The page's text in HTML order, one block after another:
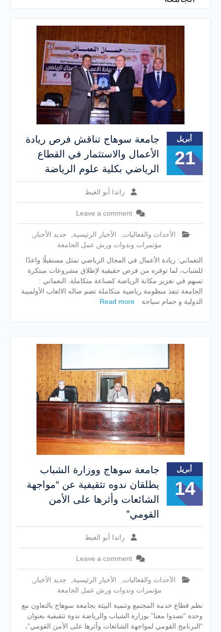
فريق Enactus بجامعة سوهاج
يحصد المركز الاول في الابتكار
وتمكين المراة والمركز الثاني
في الاستدامة بالمسابقة
القومية Enactus Egypt 2026
أبريل
21
جامعة سوهاج تناقش فرص ريادة
الأعمال والاستثمار في القطاع
الرياضي بكلية علوم الرياضة
راندا أبو الغيط
Leave a comment
الأحداث والفعاليات الأخبار الرئيسية جديد الأخبار
مؤتمرات وندوات ورش عمل الجامعة
النعماني: ريادة الأعمال في المجال الرياضي تمثل مستقبلًا واعدًا
للشباب، لما توفره من فرص حقيقية لإطلاق مشروعات مبتكرة
تسهم في تعزيز مكانة الرياضة كصناعة متكاملة. النعماني :
الجامعة تنفذ منظومة رياضية متكاملة تضم صاله الالعاب الأولمبية
الدولية و حمام سباحة
Read more
أبريل
14
جامعة سوهاج ووزارة الشباب
يطلقان ندوه تثقيفية عن “مواجهة
الشائعات وأثرها على الأمن
القومي”
راندا أبو الغيط
Leave a comment
الأحداث والفعاليات الأخبار الرئيسية جديد الأخبار
مؤتمرات وندوات ورش عمل الجامعة
نظم قطاع خدمة المجتمع وتنمية البيئة بجامعة سوهاج بالتعاون مع
وحدة “تصدوا معنا” بوزارة الشباب والرياضة ندوة تثقيفية بعنوان
“البرنامج القومي لمواجهة الشائعات وأثرها على الأمن القومي”،